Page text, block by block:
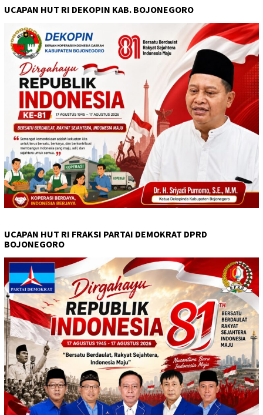
UCAPAN HUT RI DEKOPIN KAB. BOJONEGORO
UCAPAN HUT RI FRAKSI PARTAI DEMOKRAT DPRD
BOJONEGORO